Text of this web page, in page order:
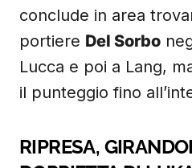
conclude in area
portiere Del Sorbo
Lucca e poi a Lang,
il punteggio fino
RIPRESA,